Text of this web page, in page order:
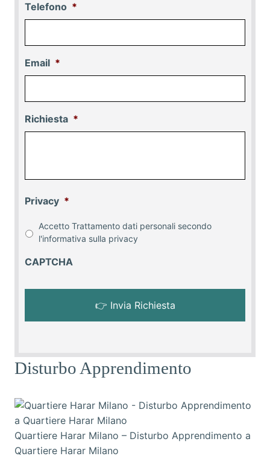
Telefono *
Email *
Richiesta *
Privacy *
Accetto Trattamento dati personali secondo
l'informativa sulla privacy
CAPTCHA
Disturbo Apprendimento
Quartiere Harar Milano – Disturbo Apprendimento a
Quartiere Harar Milano